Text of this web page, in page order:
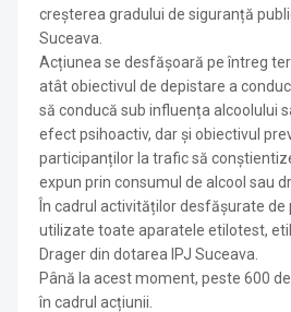
creșterea gradului de siguranță
Suceava.
Acțiunea se desfășoară pe întreg
atât obiectivul de depistare a
să conducă sub influența alcoolului
efect psihoactiv, dar și obiectivul
participanților la trafic să
expun prin consumul de alcool sau
În cadrul activităților desfăşurate
utilizate toate aparatele etilotest,
Drager din dotarea IPJ Suceava.
Până la acest moment, peste 600
în cadrul acțiunii.